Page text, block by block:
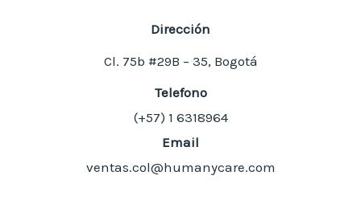
Dirección
Cl. 75b #29B – 35, Bogotá
Telefono
(+57) 1 6318964
Email
ventas.col@humanycare.com